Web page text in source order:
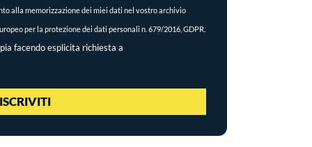
alla memorizzazione dei miei dati nel vostro archivio
per la protezione dei dati personali n. 679/2016, GDPR.
facendo esplicita richiesta a